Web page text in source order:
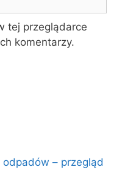
tej przeglądarce
komentarzy.
odpadów – przegląd